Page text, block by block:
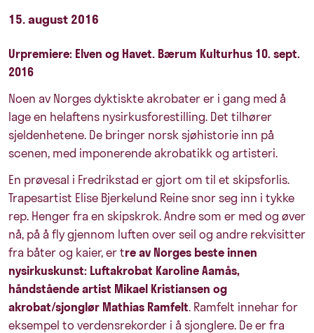
15. august 2016
Urpremiere: Elven og Havet. Bærum Kulturhus 10. sept.
2016
Noen av Norges dyktiskte akrobater er i gang med å
lage en helaftens nysirkusforestilling. Det tilhører
sjeldenhetene. De bringer norsk sjøhistorie inn på
scenen, med imponerende akrobatikk og artisteri.
En prøvesal i Fredrikstad er gjort om til et skipsforlis.
Trapesartist Elise Bjerkelund Reine snor seg inn i tykke
rep. Henger fra en skipskrok. Andre som er med og øver
nå, på å fly gjennom luften over seil og andre rekvisitter
fra båter og kaier, er tre av Norges beste innen
nysirkuskunst: Luftakrobat Karoline Aamås,
håndstående artist Mikael Kristiansen og
akrobat/sjonglør Mathias Ramfelt. Ramfelt innehar for
eksempel to verdensrekorder i å sjonglere. De er fra